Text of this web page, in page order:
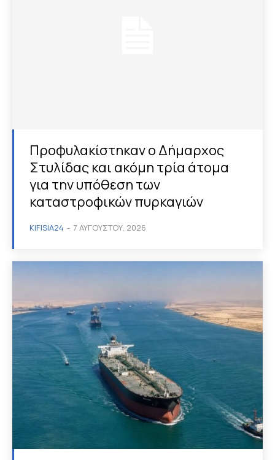
Προφυλακίστηκαν ο Δήμαρχος
Στυλίδας και ακόμη τρία άτομα
για την υπόθεση των
καταστροφικών πυρκαγιών
KIFISIA24 - 7 ΑΥΓΟΎΣΤΟΥ, 2026